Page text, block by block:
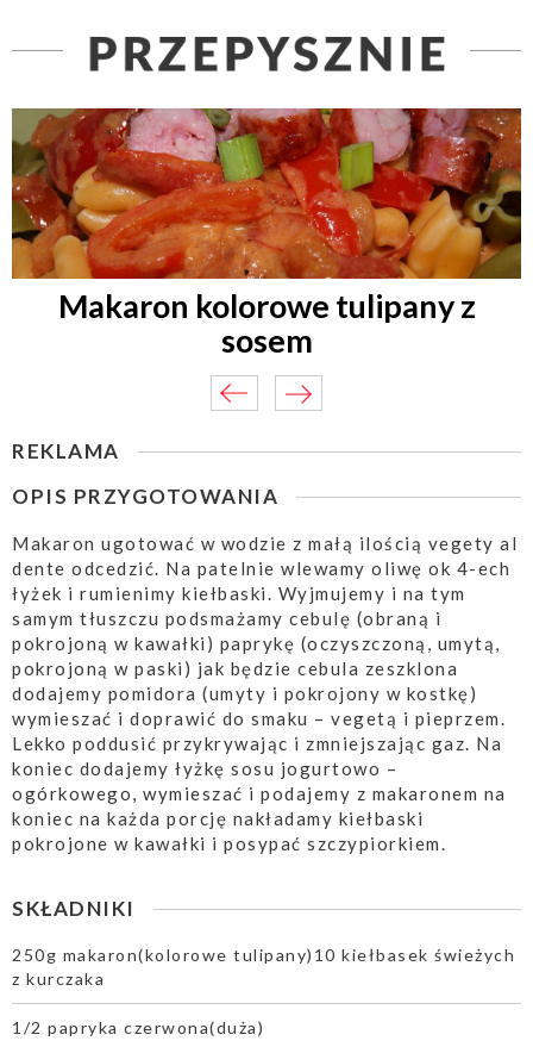
Makaron kolorowe tulipany z
sosem
REKLAMA
OPIS PRZYGOTOWANIA
Makaron ugotować w wodzie z małą ilością vegety al
dente odcedzić. Na patelnie wlewamy oliwę ok 4-ech
łyżek i rumienimy kiełbaski. Wyjmujemy i na tym
samym tłuszczu podsmażamy cebulę (obraną i
pokrojoną w kawałki) paprykę (oczyszczoną, umytą,
pokrojoną w paski) jak będzie cebula zeszklona
dodajemy pomidora (umyty i pokrojony w kostkę)
wymieszać i doprawić do smaku – vegetą i pieprzem.
Lekko poddusić przykrywając i zmniejszając gaz. Na
koniec dodajemy łyżkę sosu jogurtowo –
ogórkowego, wymieszać i podajemy z makaronem na
koniec na każda porcję nakładamy kiełbaski
pokrojone w kawałki i posypać szczypiorkiem.
SKŁADNIKI
250g makaron(kolorowe tulipany)10 kiełbasek świeżych
z kurczaka
1/2 papryka czerwona(duża)